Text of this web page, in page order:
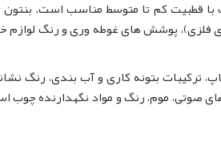
فلزی)، پوشش های غوطه وری و رنگ لوازم
ترکیبات بتونه کاری و آب بندی، رنگ
صوتی، موم، رنگ و مواد نگهدارنده چوب